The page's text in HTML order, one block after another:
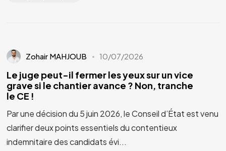
Zohair MAHJOUB 10/07/2026
Le juge peut-il fermer les yeux sur un vice
grave si le chantier avance ? Non, tranche
le CE !
Par une décision du 5 juin 2026, le Conseil d’État est venu
clarifier deux points essentiels du contentieux
indemnitaire des candidats évi...